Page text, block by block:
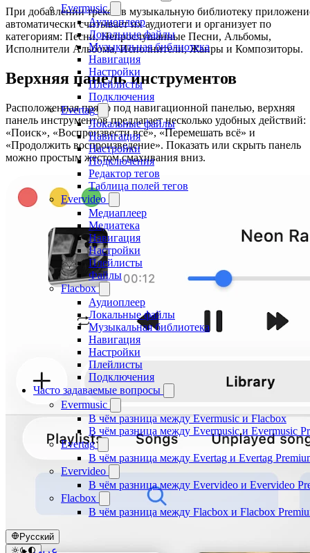
Evermusic
Аудиоплеер
Локальные файлы
Музыкальная библиотека
Навигация
Настройки
Плейлисты
Подключения
Evertag
Локальные файлы
Навигация
Настройки
Подключения
Редактор тегов
Таблица полей тегов
Evervideo
Медиаплеер
Медиатека
Навигация
Настройки
Плейлисты
Файлы
Flacbox
Аудиоплеер
Локальные файлы
Музыкальная библиотека
Навигация
Настройки
Плейлисты
Подключения
Часто задаваемые вопросы
Evermusic
В чём разница между Evermusic и Flacbox
В чём разница между Evermusic и Evermusic
Evertag
В чём разница между Evertag и Evertag
Evervideo
В чём разница между Evervideo и Evervideo
Flacbox
В чём разница между Flacbox и Flacbox
Русский
عربي
При добавлении треков в музыкальную библиотеку
автоматически считывает их аудиотеги и организует по
категориям: Песни, Непрослушанные Песни, Альбомы,
Исполнители Альбома, Исполнители, Жанры и Композиторы.
Верхняя панель инструментов
Расположенная прямо под навигационной панелью, верхняя
панель инструментов предлагает несколько удобных действий:
«Поиск», «Воспроизвести всё», «Перемешать всё» и
«Продолжить воспроизведение». Показать или скрыть панель
можно простым жестом смахивания вниз.